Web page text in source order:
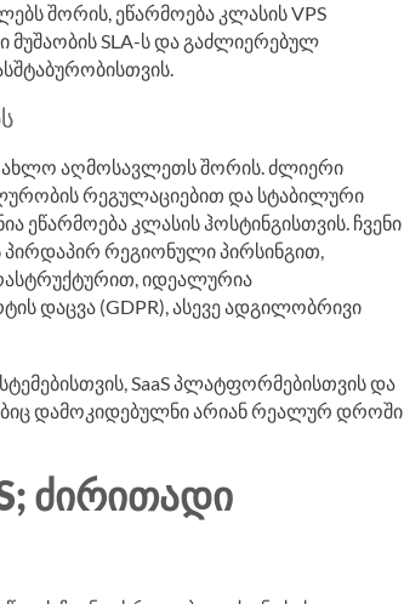
შორის, ეწარმოება კლასის VPS
SLA-ს და გაძლიერებულ
ახლო აღმოსავლეთს შორის. ძლიერი
რეგულაციებით და სტაბილური
კლასის ჰოსტინგისთვის. ჩვენი
რეგიონული პირსინგით,
იდეალურია
დაცვა (GDPR), ასევე ადგილობრივი
SaaS პლატფორმებისთვის და
დამოკიდებულნი არიან რეალურ დროში
ᲫᲘᲠᲘᲗᲐᲓᲘ